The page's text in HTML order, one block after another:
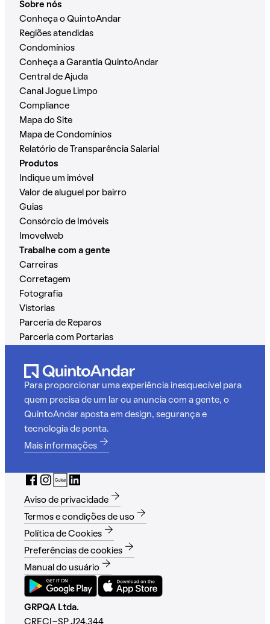
Sobre nós
Conheça o QuintoAndar
Regiões atendidas
Condomínios
Conheça a Garantia QuintoAndar
Central de Ajuda
Canal Jogue Limpo
Compliance
Mapa do Site
Mapa de Condomínios
Relatório de Transparência Salarial
Produtos
Indique um imóvel
Valor de aluguel por bairro
Guias
Consórcio de Imóveis
Imovelweb
Trabalhe com a gente
Carreiras
Corretagem
Fotografia
Vistorias
Parceria de Reparos
Parceria com Portarias
Para proporcionar uma experiência inesquecível para
quem precisa de um lar ou anuncia com a gente, o
QuintoAndar aposta em design, segurança e
tecnologia de ponta.
Mais informações
Aviso de privacidade
Termos e condições de uso
Política de Cookies
Preferências de cookies
Manual do usuário
GRPQA Ltda.